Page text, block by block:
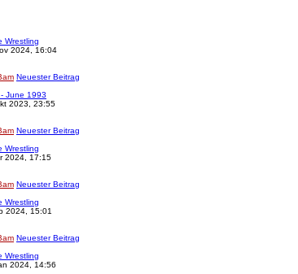
Wrestling
2024, 16:04
Neuester Beitrag
June 1993
2023, 23:55
Neuester Beitrag
Wrestling
2024, 17:15
Neuester Beitrag
Wrestling
2024, 15:01
Neuester Beitrag
Wrestling
2024, 14:56